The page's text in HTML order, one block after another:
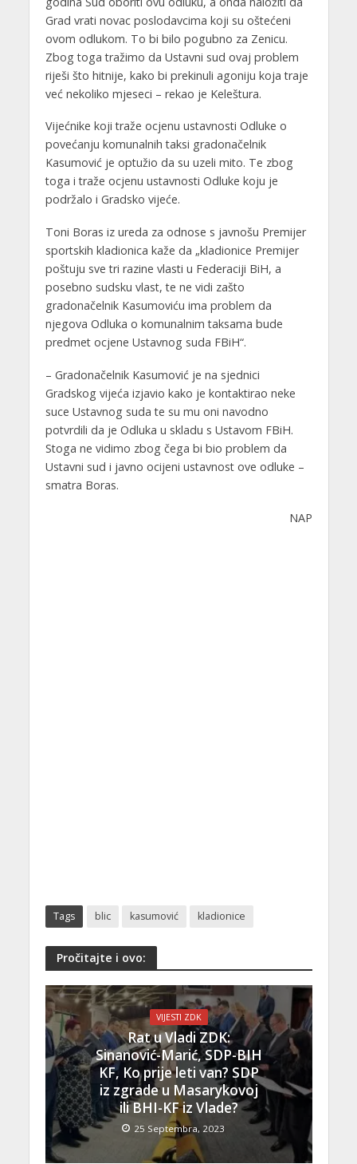
Grad vrati novac poslodavcima koji su oštećeni
ovom odlukom. To bi bilo pogubno za Zenicu.
Zbog toga tražimo da Ustavni sud ovaj problem
riješi što hitnije, kako bi prekinuli agoniju koja traje
već nekoliko mjeseci – rekao je Keleštura.
Vijećnike koji traže ocjenu ustavnosti Odluke o
povećanju komunalnih taksi gradonačelnik
Kasumović je optužio da su uzeli mito. Te zbog
toga i traže ocjenu ustavnosti Odluke koju je
podržalo i Gradsko vijeće.
Toni Boras iz ureda za odnose s javnošu Premijer
sportskih kladionica kaže da „kladionice Premijer
poštuju sve tri razine vlasti u Federaciji BiH, a
posebno sudsku vlast, te ne vidi zašto
gradonačelnik Kasumoviću ima problem da
njegova Odluka o komunalnim taksama bude
predmet ocjene Ustavnog suda FBiH“.
– Gradonačelnik Kasumović je na sjednici
Gradskog vijeća izjavio kako je kontaktirao neke
suce Ustavnog suda te su mu oni navodno
potvrdili da je Odluka u skladu s Ustavom FBiH.
Stoga ne vidimo zbog čega bi bio problem da
Ustavni sud i javno ocijeni ustavnost ove odluke –
smatra Boras.
NAP
Tags blic kasumović kladionice
Pročitajte i ovo:
VIJESTI ZDK
Rat u Vladi ZDK:
Sinanović-Marić, SDP-BIH
KF, Ko prije leti van? SDP
iz zgrade u Masarykovoj
ili BHI-KF iz Vlade?
25 Septembra, 2023